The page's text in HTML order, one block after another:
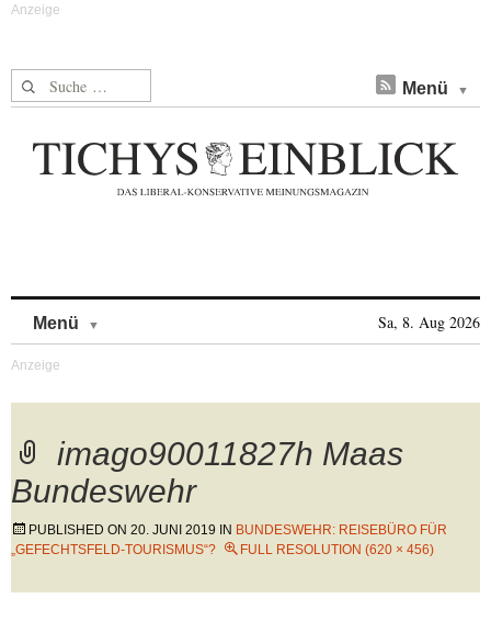
Suche nach: Menü
Menü Sa, 8. Aug 2026
imago90011827h Maas
Bundeswehr
PUBLISHED ON 20. JUNI 2019 IN BUNDESWEHR: REISEBÜRO FÜR
„GEFECHTSFELD-TOURISMUS“?
FULL RESOLUTION (620 × 456)